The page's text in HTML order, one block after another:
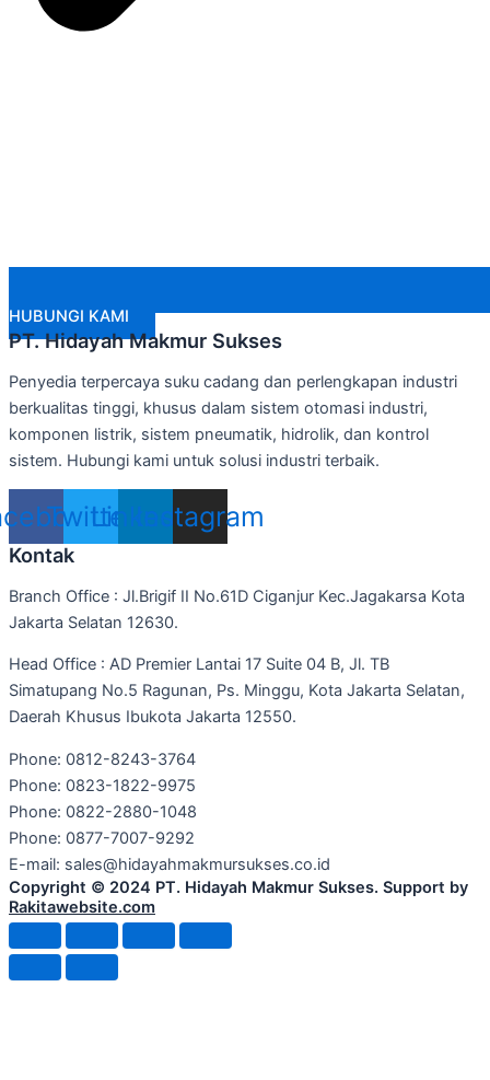
HUBUNGI KAMI
PT. Hidayah Makmur Sukses
Penyedia terpercaya suku cadang dan perlengkapan industri
berkualitas tinggi, khusus dalam sistem otomasi industri,
komponen listrik, sistem pneumatik, hidrolik, dan kontrol
sistem. Hubungi kami untuk solusi industri terbaik.
TwitterLinkedin
Instagram
Kontak
Branch Office : Jl.Brigif II No.61D Ciganjur Kec.Jagakarsa Kota
Jakarta Selatan 12630.
Head Office : AD Premier Lantai 17 Suite 04 B, Jl. TB
Simatupang No.5 Ragunan, Ps. Minggu, Kota Jakarta Selatan,
Daerah Khusus Ibukota Jakarta 12550.
Phone: 0812-8243-3764
Phone: 0823-1822-9975
Phone: 0822-2880-1048
Phone: 0877-7007-9292
E-mail: sales@hidayahmakmursukses.co.id
Copyright © 2024 PT. Hidayah Makmur Sukses. Support by
Rakitawebsite.com